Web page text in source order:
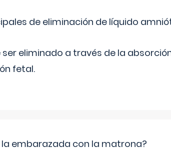
de eliminación de líquido
ser eliminado a través de la
fetal.
embarazada con la matrona?